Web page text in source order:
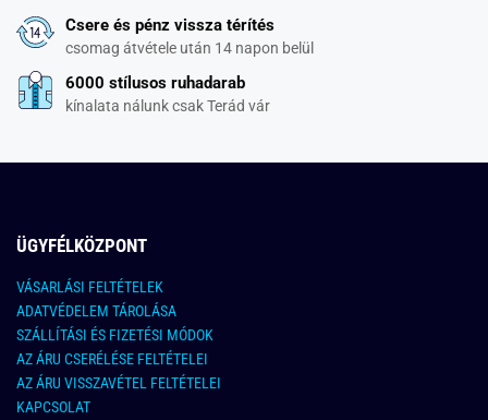
Csere és pénz vissza térítés
csomag átvétele után 14 napon belül
6000 stílusos ruhadarab
kínalata nálunk csak Terád vár
ÜGYFÉLKÖZPONT
VÁSARLÁSI FELTÉTELEK
ADATVÉDELEM TÁROLÁSA
SZÁLLÍTÁSI ÉS FIZETÉSI MÓDOK
AZ ÁRU CSERÉLÉSE FELTÉTELEI
AZ ÁRU VISSZAVÉTEL FELTÉTELEI
KAPCSOLAT